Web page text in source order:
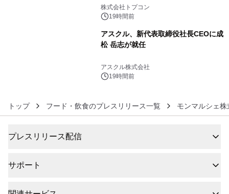
株式会社トプコン
19時間前
アスクル、新代表取締役社長CEOに成
松 岳志が就任
アスクル株式会社
19時間前
トップ フード・飲食のプレスリリース一覧 モンマルシェ株
プレスリリース配信
サポート